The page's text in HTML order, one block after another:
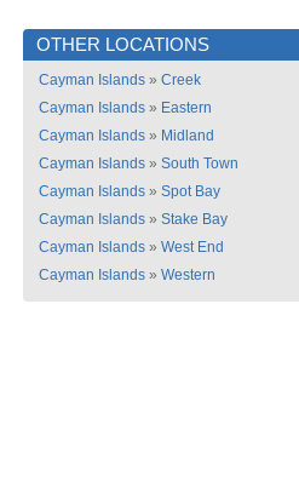
OTHER LOCATIONS
Cayman Islands » Creek
Cayman Islands » Eastern
Cayman Islands » Midland
Cayman Islands » South Town
Cayman Islands » Spot Bay
Cayman Islands » Stake Bay
Cayman Islands » West End
Cayman Islands » Western